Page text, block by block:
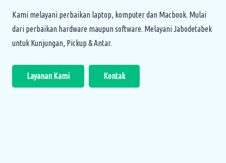
Kami melayani perbaikan laptop, komputer dan Macbook. Mulai
dari perbaikan hardware maupun software. Melayani Jabodetabek
untuk Kunjungan, Pickup & Antar.
Layanan Kami Kontak